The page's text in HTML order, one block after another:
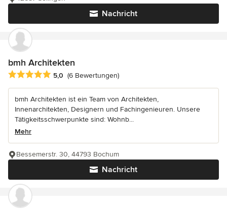
Nachricht
bmh Architekten
Durchschnittliche Bewertung: 5 von 5 Sternen
5,0 (6 Bewertungen)
bmh Architekten ist ein Team von Architekten,
Innenarchitekten, Designern und Fachingenieuren. Unsere
Tätigkeitsschwerpunkte sind: Wohnb...
Mehr
Nachricht
Bessemerstr. 30, 44793 Bochum